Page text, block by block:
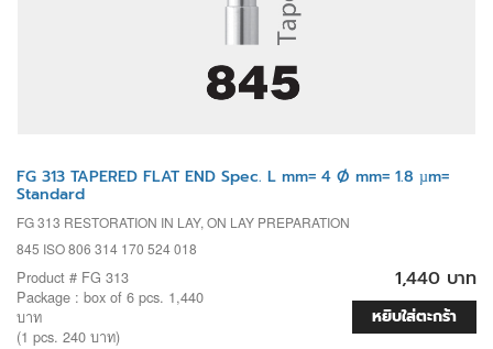
FG 313 TAPERED FLAT END Spec. L mm= 4 Ø mm= 1.8 µm=
Standard
FG 313 RESTORATION IN LAY, ON LAY PREPARATION
845 ISO 806 314 170 524 018
Product # FG 313
Package : box of 6 pcs. 1,440
บาท
(1 pcs. 240 บาท)
1,440 บาท
หยิบใส่ตะกร้า